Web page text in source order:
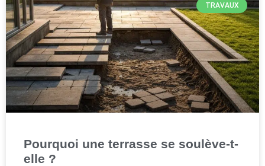
TRAVAUX
Pourquoi une terrasse se soulève-t-
elle ?